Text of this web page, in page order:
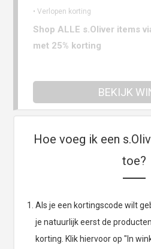
• Verlopen korting
Shop ALLE s.Oliver items
met 25% korting
BEKIJK
Hoe voeg ik een
toe?
Als je een kortingscode wilt
je natuurlijk eerst de
korting. Klik hiervoor op "In